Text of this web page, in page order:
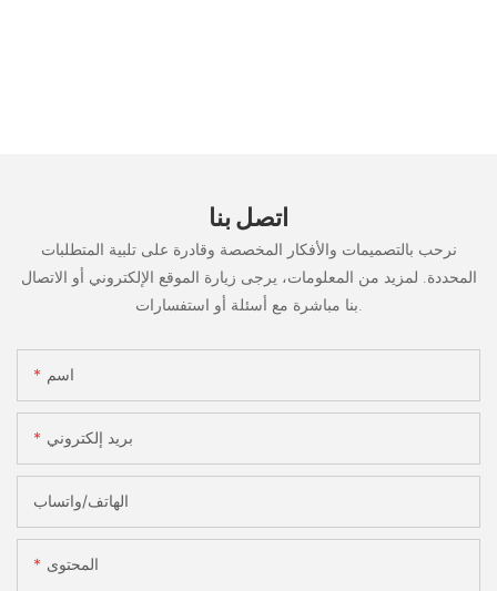
اتصل بنا
نرحب بالتصميمات والأفكار المخصصة وقادرة على تلبية المتطلبات
المحددة. لمزيد من المعلومات، يرجى زيارة الموقع الإلكتروني أو الاتصال
اسم
بريد إلكتروني
الهاتف/واتساب
المحتوى